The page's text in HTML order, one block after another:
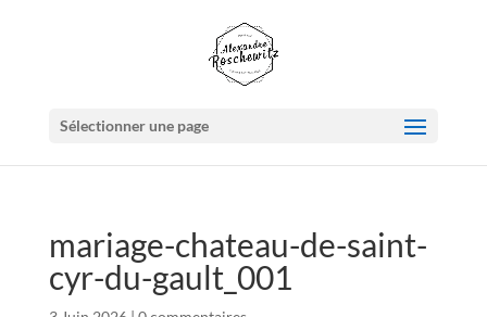
Sélectionner une page
mariage-chateau-de-saint-
cyr-du-gault_001